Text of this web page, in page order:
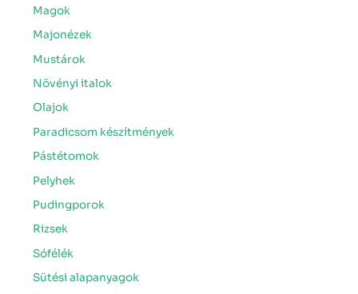
Magok
Majonézek
Mustárok
Növényi italok
Olajok
Paradicsom készítmények
Pástétomok
Pelyhek
Pudingporok
Rizsek
Sófélék
Sütési alapanyagok